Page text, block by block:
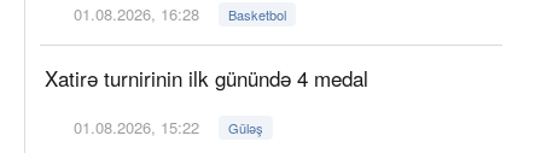
01.08.2026, 16:28 Basketbol
Xatirə turnirinin ilk günündə 4 medal
01.08.2026, 15:22 Güləş